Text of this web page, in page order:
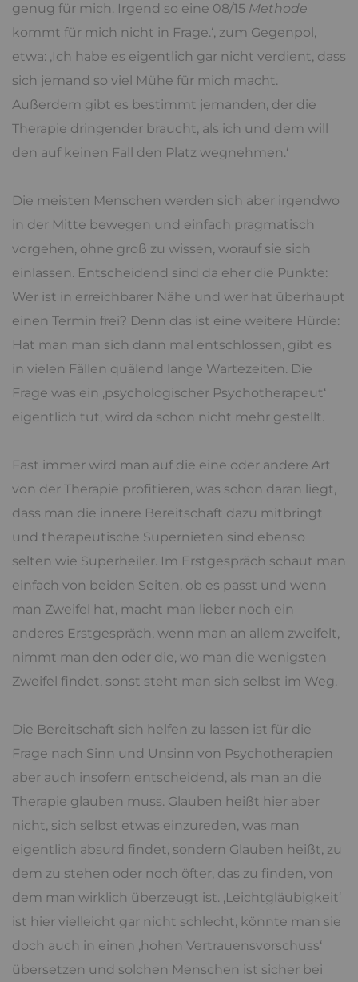
genug für mich. Irgend so eine 08/15 Methode
kommt für mich nicht in Frage.‘, zum Gegenpol,
etwa: ‚Ich habe es eigentlich gar nicht verdient, dass
sich jemand so viel Mühe für mich macht.
Außerdem gibt es bestimmt jemanden, der die
Therapie dringender braucht, als ich und dem will
den auf keinen Fall den Platz wegnehmen.‘
Die meisten Menschen werden sich aber irgendwo
in der Mitte bewegen und einfach pragmatisch
vorgehen, ohne groß zu wissen, worauf sie sich
einlassen. Entscheidend sind da eher die Punkte:
Wer ist in erreichbarer Nähe und wer hat überhaupt
einen Termin frei? Denn das ist eine weitere Hürde:
Hat man man sich dann mal entschlossen, gibt es
in vielen Fällen quälend lange Wartezeiten. Die
Frage was ein ‚psychologischer Psychotherapeut‘
eigentlich tut, wird da schon nicht mehr gestellt.
Fast immer wird man auf die eine oder andere Art
von der Therapie profitieren, was schon daran liegt,
dass man die innere Bereitschaft dazu mitbringt
und therapeutische Supernieten sind ebenso
selten wie Superheiler. Im Erstgespräch schaut man
einfach von beiden Seiten, ob es passt und wenn
man Zweifel hat, macht man lieber noch ein
anderes Erstgespräch, wenn man an allem zweifelt,
nimmt man den oder die, wo man die wenigsten
Zweifel findet, sonst steht man sich selbst im Weg.
Die Bereitschaft sich helfen zu lassen ist für die
Frage nach Sinn und Unsinn von Psychotherapien
aber auch insofern entscheidend, als man an die
Therapie glauben muss. Glauben heißt hier aber
nicht, sich selbst etwas einzureden, was man
eigentlich absurd findet, sondern Glauben heißt, zu
dem zu stehen oder noch öfter, das zu finden, von
dem man wirklich überzeugt ist. ‚Leichtgläubigkeit‘
ist hier vielleicht gar nicht schlecht, könnte man sie
doch auch in einen ‚hohen Vertrauensvorschuss‘
übersetzen und solchen Menschen ist sicher bei